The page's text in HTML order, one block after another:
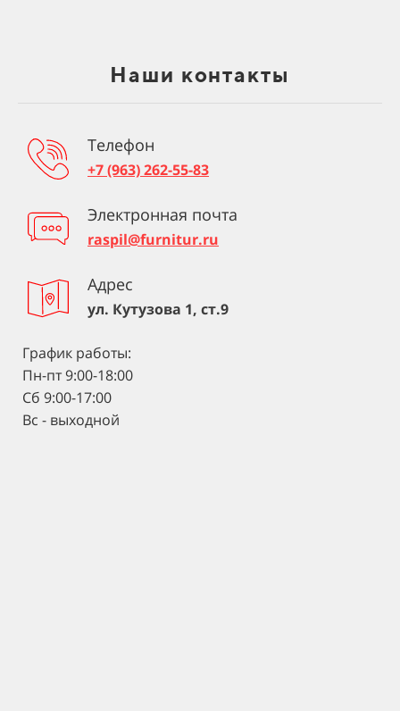
Наши контакты
Телефон
+7 (963) 262-55-83
Электронная почта
raspil@furnitur.ru
Адрес
ул. Кутузова 1, ст.9
График работы:
Пн-пт 9:00-18:00
Сб 9:00-17:00
Вс - выходной